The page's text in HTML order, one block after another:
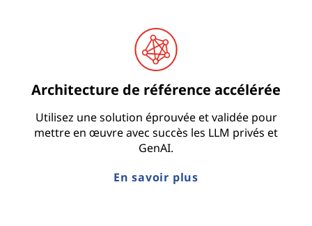
Architecture de référence accélérée
Utilisez une solution éprouvée et validée pour
mettre en œuvre avec succès les LLM privés et
GenAI.
En savoir plus